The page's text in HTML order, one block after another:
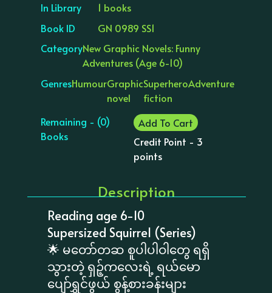
In Library
1 books
Book ID
GN 0989 SS1
CategoryNew Graphic Novels: Funny
Adventures (Age 6-10)
GenresHumourGraphic
novel
Superhero
fiction
Adventure
Remaining - (0)
Books
Add To Cart
Credit Point - 3
points
Description
Reading age 6-10
Supersized Squirrel (Series)
🌟 မတော်တဆ စူပါပါဝါတွေ ရရှိ
သွားတဲ့ ရှဉ့်ကလေးရဲ့ ရယ်မော
ပျော်ရွှင်ဖွယ် စွန့်စားခန်းများ